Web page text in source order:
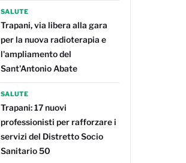
SALUTE
Trapani, via libera alla gara
per la nuova radioterapia e
l'ampliamento del
Sant'Antonio Abate
SALUTE
Trapani: 17 nuovi
professionisti per rafforzare i
servizi del Distretto Socio
Sanitario 50